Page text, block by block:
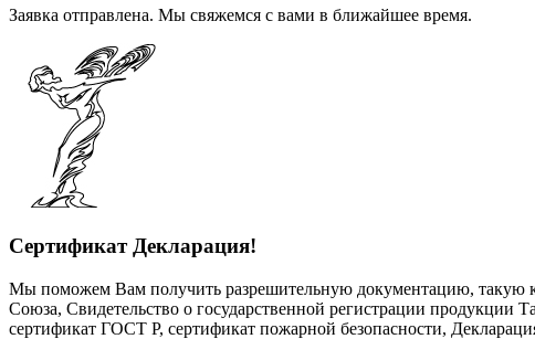
Заявка отправлена. Мы свяжемся с вами в ближайшее время.
Сертификат Декларация!
Мы поможем Вам получить разрешительную документацию, такую
Союза, Свидетельство о государственной регистрации продукции
сертификат ГОСТ Р, сертификат пожарной безопасности,